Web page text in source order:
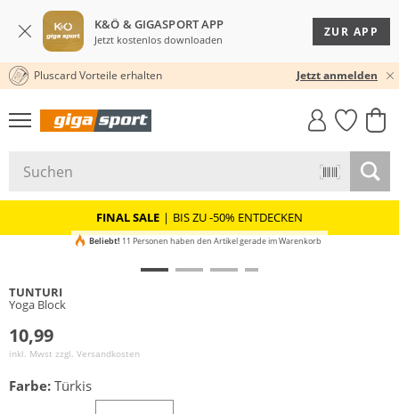
K&Ö & GIGASPORT APP
Jetzt kostenlos downloaden
ZUR APP
30 TAGE RÜCKGABERECHT
Pluscard Vorteile erhalten Jetzt anmelden
GIGASTYLE
FAHRRAD­
MUST-HAVE
FINAL SALE | BIS ZU -50% ENTDECKEN
Beliebt! 11 Personen haben den Artikel gerade im Warenkorb
TUNTURI
Yoga Block
10,99
inkl. Mwst zzgl. Versandkosten
Farbe: Türkis